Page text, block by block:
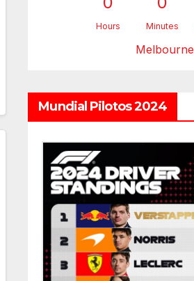
Hours Minutes
Melbourne
Mundial Pilotos 2024